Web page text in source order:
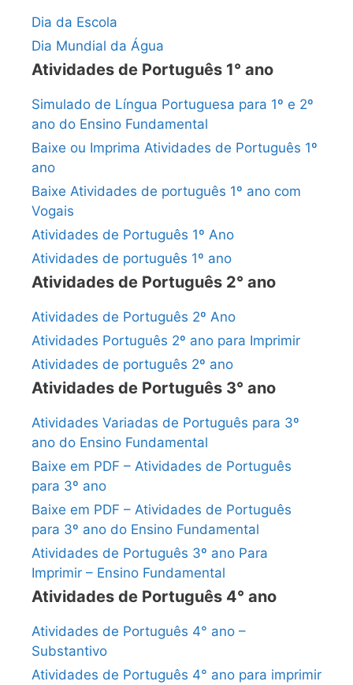
Dia da Escola
Dia Mundial da Água
Atividades de Português 1° ano
Simulado de Língua Portuguesa para 1º e 2º
ano do Ensino Fundamental
Baixe ou Imprima Atividades de Português 1º
ano
Baixe Atividades de português 1º ano com
Vogais
Atividades de Português 1º Ano
Atividades de português 1º ano
Atividades de Português 2° ano
Atividades de Português 2º Ano
Atividades Português 2º ano para Imprimir
Atividades de português 2º ano
Atividades de Português 3° ano
Atividades Variadas de Português para 3º
ano do Ensino Fundamental
Baixe em PDF – Atividades de Português
para 3º ano
Baixe em PDF – Atividades de Português
para 3º ano do Ensino Fundamental
Atividades de Português 3º ano Para
Imprimir – Ensino Fundamental
Atividades de Português 4° ano
Atividades de Português 4° ano –
Substantivo
Atividades de Português 4° ano para imprimir